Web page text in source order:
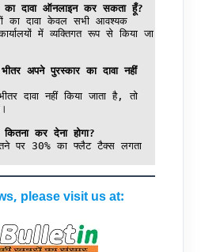
दावा ऑनलाइन कर सकता हूँ?
का दावा केवल सभी आवश्यक
में व्यक्तिगत रूप से किया जा
अपने पुरस्कार का दावा नहीं
दावा नहीं किया जाता है, तो
कर देना होगा?
पर 30% का फ्लैट टैक्स लगता
please visit us at: